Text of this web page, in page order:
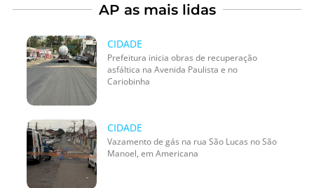
AP as mais lidas
CIDADE
Prefeitura inicia obras de recuperação
asfáltica na Avenida Paulista e no
Cariobinha
CIDADE
Vazamento de gás na rua São Lucas no São
Manoel, em Americana